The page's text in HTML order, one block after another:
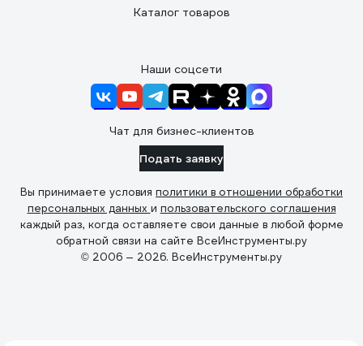
Каталог товаров
Наши соцсети
Чат для бизнес-клиентов
Подать заявку
Вы принимаете условия политики в отношении обработки
персональных данных и пользовательского соглашения
каждый раз, когда оставляете свои данные в любой форме
обратной связи на сайте ВсеИнструменты.ру
© 2006 — 2026. ВсеИнструменты.ру